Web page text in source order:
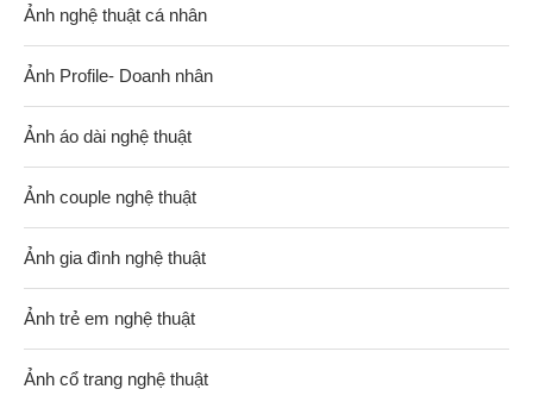
Ảnh nghệ thuật cá nhân
Ảnh Profile- Doanh nhân
Ảnh áo dài nghệ thuật
Ảnh couple nghệ thuật
Ảnh gia đình nghệ thuật
Ảnh trẻ em nghệ thuật
Ảnh cổ trang nghệ thuật